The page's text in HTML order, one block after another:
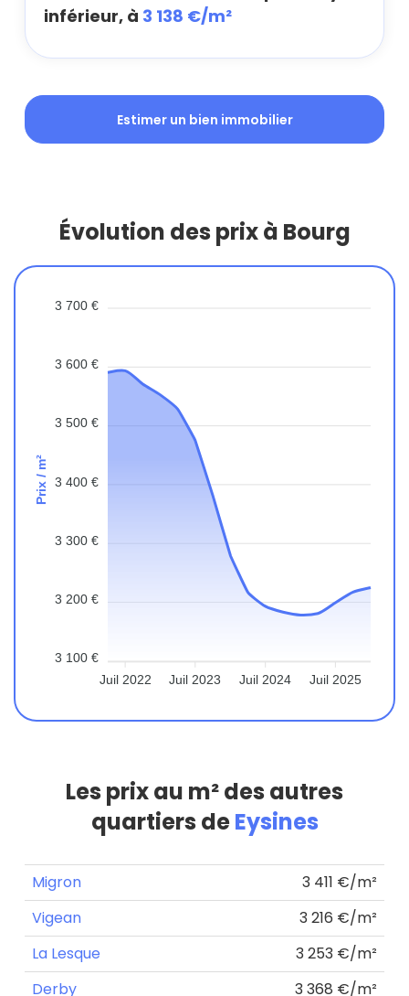
inférieur, à 3 138 €/m²
Estimer un bien immobilier
Évolution des prix à Bourg
3 700 €
3 600 €
3 500 €
3 400 €
3 300 €
3 200 €
3 100 €
Prix / m²
Juil 2022 Juil 2023 Juil 2024 Juil 2025
Les prix au m² des autres
quartiers deEysines
Migron
3 411 €/m²
Vigean
3 216 €/m²
La Lesque
3 253 €/m²
Derby
3 368 €/m²